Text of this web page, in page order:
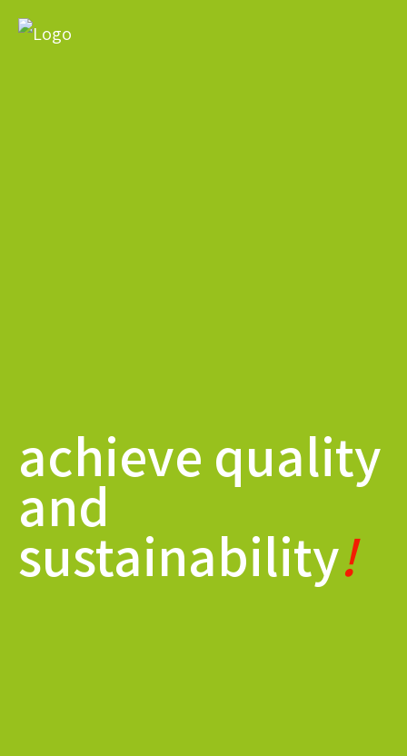
achieve quality
and
sustainability!